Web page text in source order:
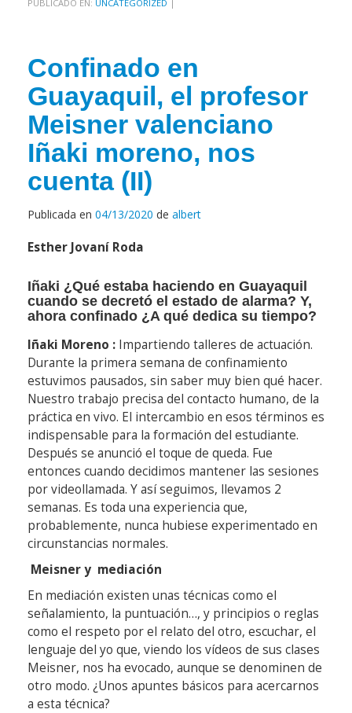
PUBLICADO EN: UNCATEGORIZED |
Confinado en
Guayaquil, el profesor
Meisner valenciano
Iñaki moreno, nos
cuenta (II)
Publicada en 04/13/2020 de albert
Esther Jovaní Roda
Iñaki ¿Qué estaba haciendo en Guayaquil
cuando se decretó el estado de alarma? Y,
ahora confinado ¿A qué dedica su tiempo?
Iñaki Moreno : Impartiendo talleres de actuación.
Durante la primera semana de confinamiento
estuvimos pausados, sin saber muy bien qué hacer.
Nuestro trabajo precisa del contacto humano, de la
práctica en vivo. El intercambio en esos términos es
indispensable para la formación del estudiante.
Después se anunció el toque de queda. Fue
entonces cuando decidimos mantener las sesiones
por videollamada. Y así seguimos, llevamos 2
semanas. Es toda una experiencia que,
probablemente, nunca hubiese experimentado en
circunstancias normales.
Meisner y mediación
En mediación existen unas técnicas como el
señalamiento, la puntuación…, y principios o reglas
como el respeto por el relato del otro, escuchar, el
lenguaje del yo que, viendo los vídeos de sus clases
Meisner, nos ha evocado, aunque se denominen de
otro modo. ¿Unos apuntes básicos para acercarnos
a esta técnica?